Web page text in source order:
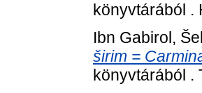
könyvtárából .
Ibn Gabirol,
širim =
könyvtárából .